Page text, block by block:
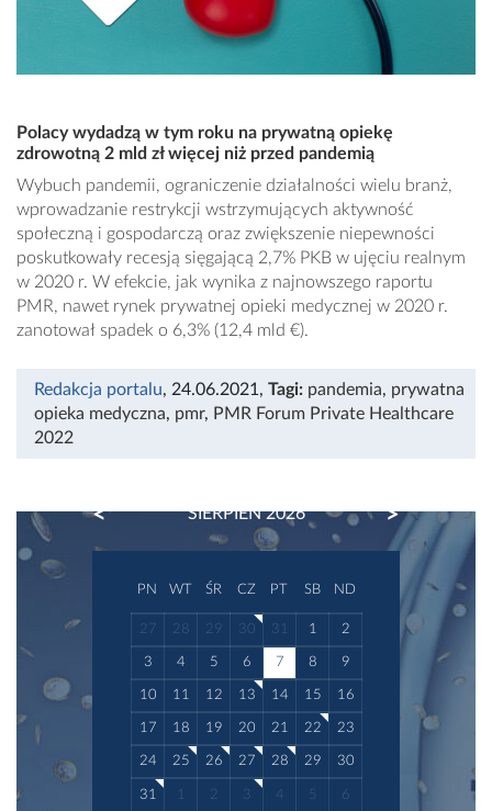
Polacy wydadzą w tym roku na prywatną opiekę
zdrowotną 2 mld zł więcej niż przed pandemią
Wybuch pandemii, ograniczenie działalności wielu branż,
wprowadzanie restrykcji wstrzymujących aktywność
społeczną i gospodarczą oraz zwiększenie niepewności
poskutkowały recesją sięgającą 2,7% PKB w ujęciu realnym
w 2020 r. W efekcie, jak wynika z najnowszego raportu
PMR, nawet rynek prywatnej opieki medycznej w 2020 r.
zanotował spadek o 6,3% (12,4 mld €).
Redakcja portalu, 24.06.2021 , Tagi: pandemia, prywatna
opieka medyczna, pmr, PMR Forum Private Healthcare
2022
SIERPIEŃ 2026
PREVIOUS NEXT
PN WT ŚR CZ PT SB ND
27 28 29 30 31 1 2
3 4 5 6 7 8 9
10 11 12 13 14 15 16
17 18 19 20 21 22 23
24 25 26 27 28 29 30
31 1 2 3 4 5 6